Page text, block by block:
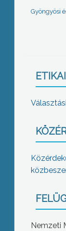
Gyöngyösi
Nemzeti